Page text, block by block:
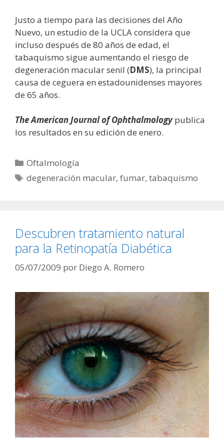
Justo a tiempo para las decisiones del Año
Nuevo, un estudio de la UCLA considera que
incluso después de 80 años de edad, el
tabaquismo sigue aumentando el riesgo de
degeneración macular senil (DMS), la principal
causa de ceguera en estadounidenses mayores
de 65 años.
The American Journal of Ophthalmologypublica
los resultados en su edición de enero.
Categorías
Oftalmología
Etiquetas
degeneración macular,fumar,tabaquismo
Descubren tratamiento natural
para la Retinopatía Diabética
05/07/2009 por Diego A. Romero